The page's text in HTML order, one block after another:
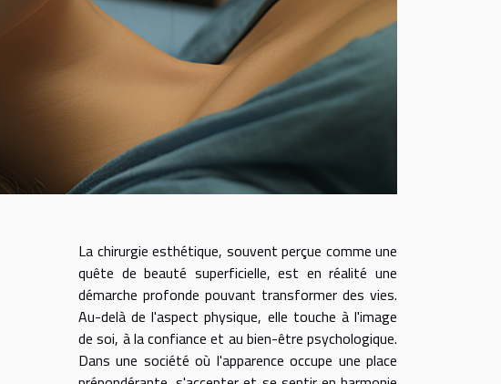
La chirurgie esthétique, souvent perçue comme une
quête de beauté superficielle, est en réalité une
démarche profonde pouvant transformer des vies.
Au-delà de l'aspect physique, elle touche à l'image
de soi, à la confiance et au bien-être psychologique.
Dans une société où l'apparence occupe une place